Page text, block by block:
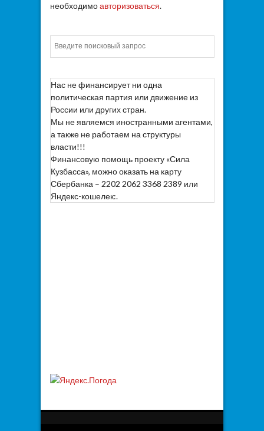
необходимоавторизоваться.
Нас не финансирует ни одна
политическая партия или движение из
России или других стран.
Мы не являемся иностранными агентами,
а также не работаем на структуры
власти!!!
Финансовую помощь проекту «Сила
Кузбасса», можно оказать на карту
Сбербанка – 2202 2062 3368 2389 или
Яндекс-кошелек:.